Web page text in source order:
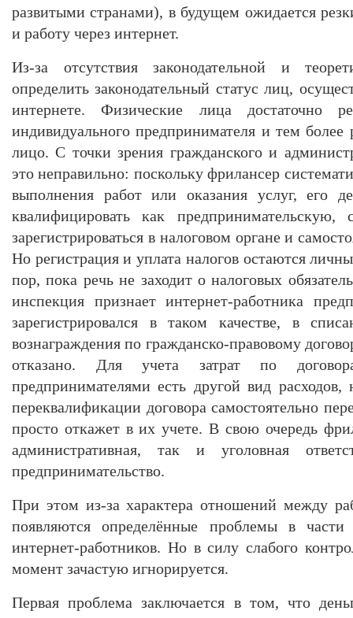
развитыми странами), в будущем ожидается
и работу через интернет.
Из-за отсутствия законодательной и
определить законодательный статус лиц,
интернете. Физические лица достаточно
индивидуального предпринимателя и тем более
лицо. С точки зрения гражданского и
это неправильно: поскольку фрилансер
выполнения работ или оказания услуг, его
квалифицировать как предпринимательскую,
зарегистрироваться в налоговом органе и
Но регистрация и уплата налогов остаются
пор, пока речь не заходит о налоговых
инспекция признает интернет-работника
зарегистрировался в таком качестве, в
вознаграждения по гражданско-правовому
отказано. Для учета затрат по
предпринимателями есть другой вид
переквалификации договора самостоятельно
просто откажет в их учете. В свою очередь
административная, так и уголовная
предпринимательство.
При этом из-за характера отношений между
появляются определённые проблемы в части
интернет-работников. Но в силу слабого
момент зачастую игнорируется.
Первая проблема заключается в том, что